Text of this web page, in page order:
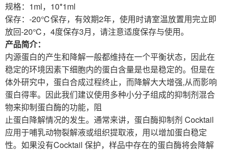
规格：1ml，10*1ml
保存：-20℃保存，有效期2年，使用时请室温放置用完立即
放回-20℃，4度保存3月，请注意适度保存与使用。
产品简介：
内源蛋白的产生和降解一般都维持在一个平衡状态，因此在
稳定的环境因素下细胞内的蛋白含量是也是稳定的。但是在
体外研究中，蛋白合成过程终止，而降解大大增强,从而影响
蛋白得率。因此我们建议使用多种小分子组成的抑制剂混合
物来抑制蛋白酶的功能，阻
止蛋白降解情况的发生。通常来讲，蛋白酶抑制剂 Cocktail
应用于哺乳动物裂解液或组织提取液，用以增加蛋白稳定
性。如果没有Cocktail 保护，样品中存在的蛋白酶将会降解